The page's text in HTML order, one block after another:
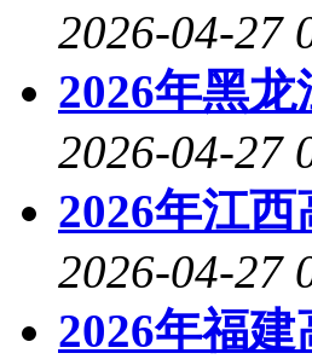
2026-04-27
2026年黑
2026-04-27
2026年江
2026-04-27
2026年福